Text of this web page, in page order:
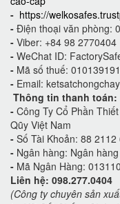
- https://
- Điện thoại văn phòng:
- Viber: +84 98 2770404
- WeChat ID:
- Mã số thuế:
- Email:
Thông tin thanh toán:
- Công Ty Cổ Phần
Qũy Việt Nam
- Số Tài Khoản: 88 2112
- Ngân hàng: Ngân
- Mã Ngân Hàng:
Liên hệ: 098.277.0404
(Công ty chuyên sản